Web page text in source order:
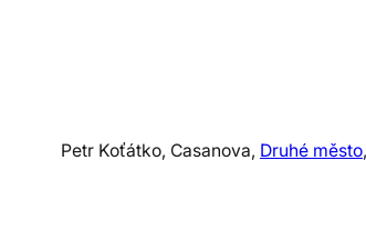
Petr Koťátko, Casanova, Druhé město